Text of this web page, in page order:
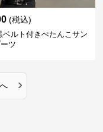
(税込)
ベルト付きぺたんこサン
ツ
›